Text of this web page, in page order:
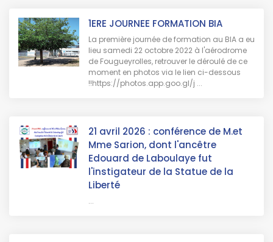
1ERE JOURNEE FORMATION BIA
La première journée de formation au BIA a eu
lieu samedi 22 octobre 2022 à l'aérodrome
de Fougueyrolles, retrouver le déroulé de ce
moment en photos via le lien ci-dessous
!!https://photos.app.goo.gl/j ...
21 avril 2026 : conférence de M.et
Mme Sarion, dont l'ancêtre
Edouard de Laboulaye fut
l'instigateur de la Statue de la
Liberté
...